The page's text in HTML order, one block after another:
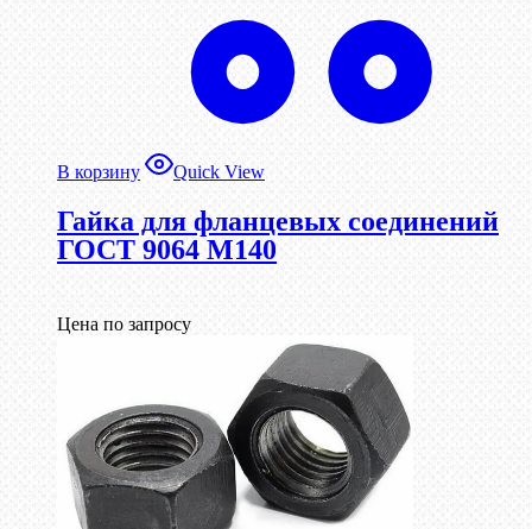
В корзину Quick View
Гайка для фланцевых соединений
ГОСТ 9064 М140
Цена по запросу